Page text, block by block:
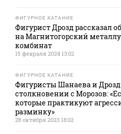
ФИГУРНОЕ КАТАНИЕ
Фигурист Дрозд рассказал
на Магнитогорский
комбинат
15 февраля 2024 13:02
ФИГУРНОЕ КАТАНИЕ
Фигуристы Шанаева и
столкновении с Морозов:
которые практикуют
разминку»
28 октября 2023 18:02